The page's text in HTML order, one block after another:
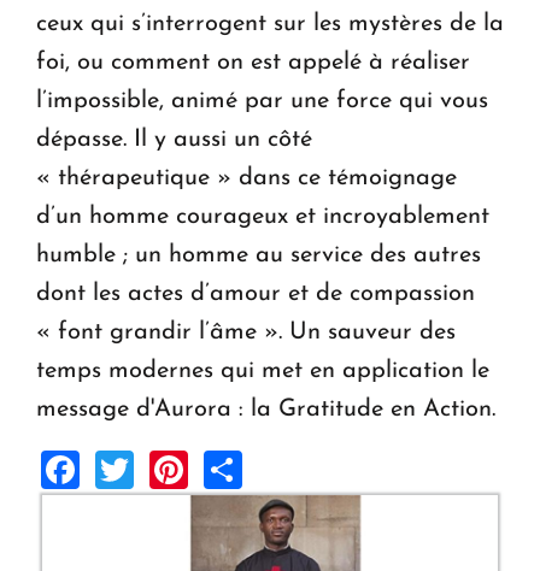
ceux qui s’interrogent sur les mystères de la
foi, ou comment on est appelé à réaliser
l’impossible, animé par une force qui vous
dépasse. Il y aussi un côté
« thérapeutique » dans ce témoignage
d’un homme courageux et incroyablement
humble ; un homme au service des autres
dont les actes d’amour et de compassion
« font grandir l’âme ». Un sauveur des
temps modernes qui met en application le
message d'Aurora : la Gratitude en Action.
Facebook
TwitterPinterest